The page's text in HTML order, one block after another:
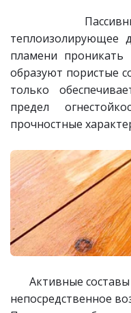
Пассивные
теплоизолирующее
пламени проникать
образуют пористые
только
предел
прочностные
непосредственное